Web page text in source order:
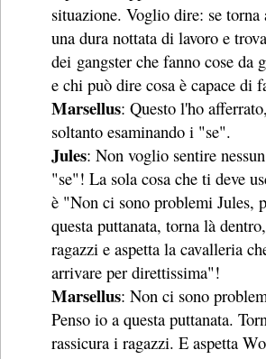
situazione. Voglio dire: se torna
una dura nottata di lavoro e
dei gangster che fanno cose da
e chi può dire cosa è capace di
Marsellus: Questo l'ho
soltanto esaminando i "se".
Jules: Non voglio sentire
"se"! La sola cosa che ti deve
è "Non ci sono problemi Jules,
questa puttanata, torna là
ragazzi e aspetta la cavalleria
arrivare per direttissima"!
Marsellus: Non ci sono
Penso io a questa puttanata.
rassicura i ragazzi. E aspetta